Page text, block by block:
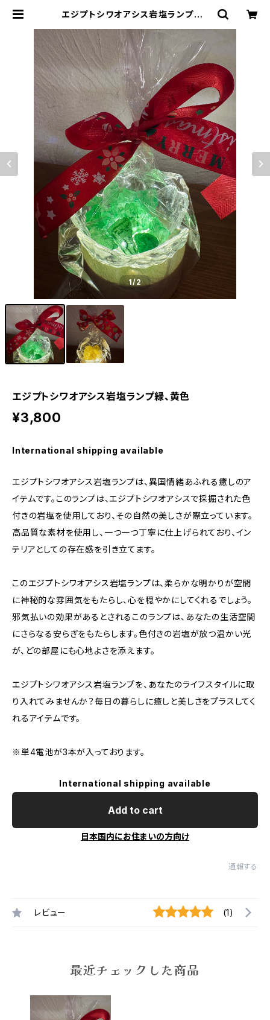
エジプトシワオアシス岩塩ランプ緑、
1/2
エジプトシワオアシス岩塩ランプ緑、黄色
¥3,800
International shipping available
エジプトシワオアシス岩塩ランプは、異国情緒あふれる癒しのア
イテムです。このランプは、エジプトシワオアシスで採掘された色
付きの岩塩を使用しており、その自然の美しさが際立っています。
高品質な素材を使用し、一つ一つ丁寧に仕上げられており、イン
テリアとしての存在感を引き立てます。
このエジプトシワオアシス岩塩ランプは、柔らかな明かりが空間
に神秘的な雰囲気をもたらし、心を穏やかにしてくれるでしょう。
邪気払いの効果があるとされるこのランプは、あなたの生活空間
にさらなる安らぎをもたらします。色付きの岩塩が放つ温かい光
が、どの部屋にも心地よさを添えます。
エジプトシワオアシス岩塩ランプを、あなたのライフスタイルに取
り入れてみませんか？毎日の暮らしに癒しと美しさをプラスしてく
れるアイテムです。
※単4電池が3本が入っております。
International shipping available
Add to cart
日本国内にお住まいの方向け
通報する
レビュー (1)
最近チェックした商品